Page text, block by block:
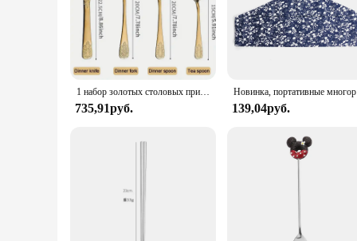
1 набор золотых столовых приборов, вилка из нержавеющей стали, ложки, нож, женский роскошный набор столовых приборов, столовая посуда для дома, кухни, ресторана
735,91руб. 139,04руб.